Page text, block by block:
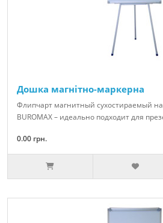
Дошка магнітно-маркерна
Флипчарт магнитный сухостираемый на
BUROMAX – идеально подходит для
0.00 грн.